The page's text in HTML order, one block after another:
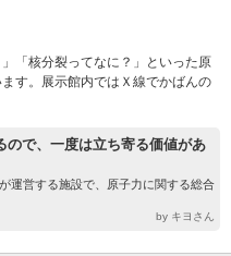
「核分裂ってなに？」といった原
す。展示館内ではＸ線でかばんの
ので、一度は立ち寄る価値があ
運営する施設で、原子力に関する総合
by キヨさん